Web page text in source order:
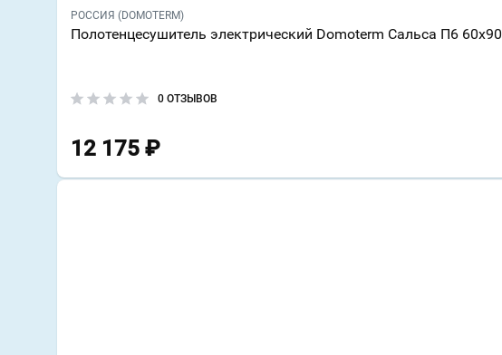
РОССИЯ (DOMOTERM)
Полотенцесушитель электрический Domoterm Сальса П6 60x90
0 ОТЗЫВОВ
12 175 ₽